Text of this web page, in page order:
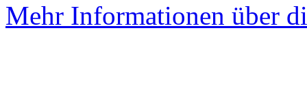
Mehr Informationen über